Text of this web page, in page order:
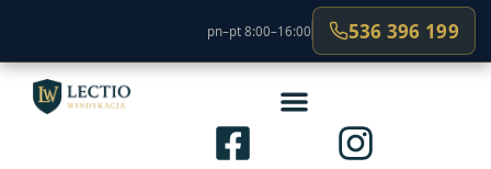
pn–pt 8:00–16:00 536 396 199